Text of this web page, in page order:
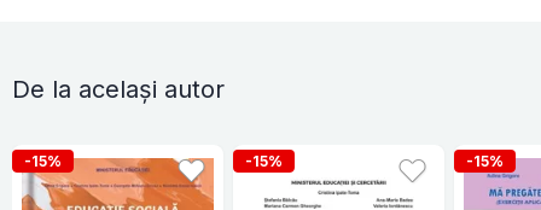
De la același autor
-15% -15% -15%